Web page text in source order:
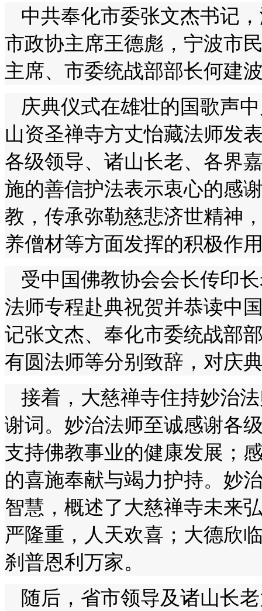
中共奉化市委张文杰书记
市政协主席王德彪，宁波市
主席、市委统战部部长何建
庆典仪式在雄壮的国歌声
山资圣禅寺方丈怡藏法师发
各级领导、诸山长老、各界
施的善信护法表示衷心的感
教，传承弥勒慈悲济世精神
养僧材等方面发挥的积极作
受中国佛教协会会长传印
法师专程赴典祝贺并恭读中
记张文杰、奉化市委统战部
有圆法师等分别致辞，对庆
接着，大慈禅寺住持妙治
谢词。妙治法师至诚感谢各
支持佛教事业的健康发展；
的喜施奉献与竭力护持。妙
智慧，概述了大慈禅寺未来
严隆重，人天欢喜；大德欣
刹普恩利万家。
随后，省市领导及诸山长